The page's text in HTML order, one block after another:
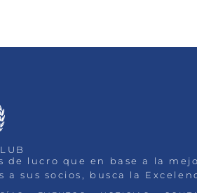
de lucro que en base a la
sus socios, busca la